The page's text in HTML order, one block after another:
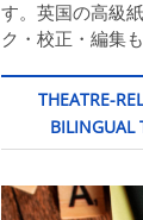
す。英国の高級
ク・校正・編集
THEATRE-
BILINGUAL